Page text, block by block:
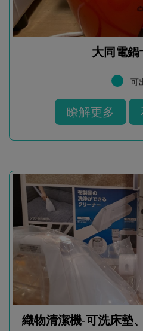
大同電鍋
可
瞭解更多
織物清潔機-可洗床墊